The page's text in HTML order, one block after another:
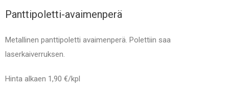
Panttipoletti-avaimenperä
Metallinen panttipoletti avaimenperä. Polettiin saa
laserkaiverruksen.
Hinta alkaen 1,90 €/kpl